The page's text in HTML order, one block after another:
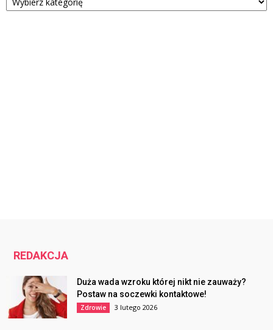
REDAKCJA
Duża wada wzroku której nikt nie zauważy?
Postaw na soczewki kontaktowe!
Zdrowie 3 lutego 2026